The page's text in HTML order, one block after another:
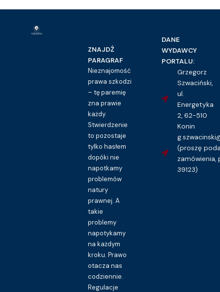
ZNAJDŹ
PARAGRAF
Nieznajomość
prawa szkodzi
– tę paremię
zna prawie
każdy.
Stwierdzenie
to pozostaje
tylko hasłem
dopóki nie
napotkamy
problemów
natury
prawnej. A
takie
problemy
napotykamy
na każdym
kroku. Prawo
otacza nas
codziennie.
Regulacje
DANE
WYDAWCY
PORTALU:
Grzegorz
Szwaciński,
ul.
Energetyka
2, 62-510
Konin
(proszę
zamówienia,
39123)